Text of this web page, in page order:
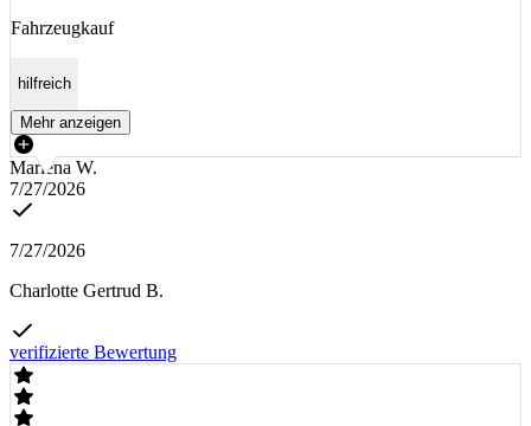
Fahrzeugkauf
hilfreich
Mehr anzeigen
Marlena W.
7/27/2026
7/27/2026
Charlotte Gertrud B.
verifizierte Bewertung